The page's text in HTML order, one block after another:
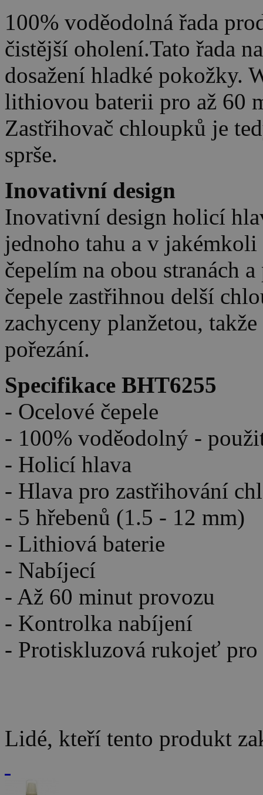
100% voděodolná řada
čistější oholení.Tato řada
dosažení hladké pokožky.
lithiovou baterii pro až 60
Zastřihovač chloupků je
sprše.
Inovativní design
Inovativní design holicí
jednoho tahu a v
čepelím na obou stranách
čepele zastřihnou delší
zachyceny planžetou,
pořezání.
Specifikace BHT6255
- Ocelové čepele
- 100% voděodolný -
- Holicí hlava
- Hlava pro zastřihování
- 5 hřebenů (1.5 - 12 mm)
- Lithiová baterie
- Nabíjecí
- Až 60 minut provozu
- Kontrolka nabíjení
- Protiskluzová rukojeť pro
Lidé, kteří tento produkt